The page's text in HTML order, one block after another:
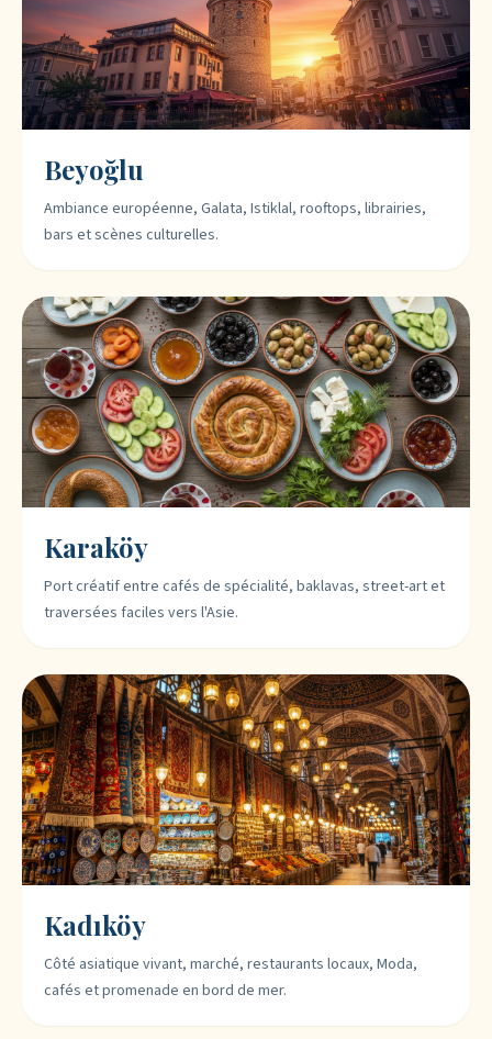
Beyoğlu
Ambiance européenne, Galata, Istiklal, rooftops, librairies,
bars et scènes culturelles.
Karaköy
Port créatif entre cafés de spécialité, baklavas, street-art et
traversées faciles vers l'Asie.
Kadıköy
Côté asiatique vivant, marché, restaurants locaux, Moda,
cafés et promenade en bord de mer.